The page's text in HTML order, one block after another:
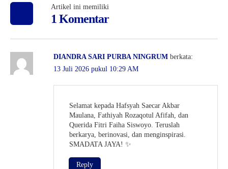
Artikel ini memiliki
1 Komentar
DIANDRA SARI PURBA NINGRUM berkata:
13 Juli 2026 pukul 10:29 AM
Selamat kepada Hafsyah Saecar Akbar
Maulana, Fathiyah Rozaqotul Afifah, dan
Querida Fitri Faiha Siswoyo. Teruslah
berkarya, berinovasi, dan menginspirasi.
SMADATA JAYA! ✨
Reply